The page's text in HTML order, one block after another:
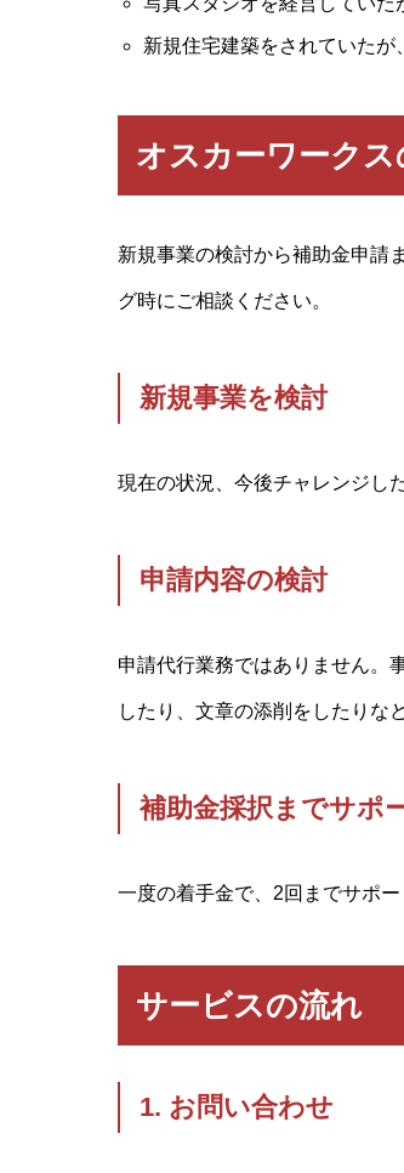
新規住宅建築をされていたが
オスカーワーク
新規事業の検討から補助金申請
グ時にご相談ください。
新規事業を検討
現在の状況、今後チャレンジし
申請内容の検討
申請代行業務ではありません。
したり、文章の添削をしたりな
補助金採択までサポ
一度の着手金で、2回までサポー
サービスの流れ
1. お問い合わせ